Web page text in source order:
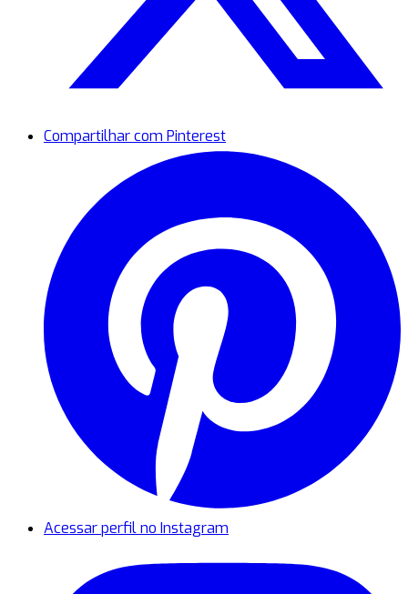
Compartilhar com Pinterest
Acessar perfil no Instagram